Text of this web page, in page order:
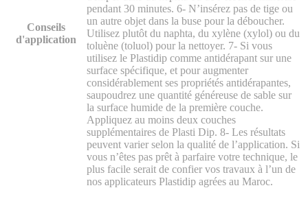
Conseils
d'application
pendant 30 minutes. 6- N’insérez pas de tige ou
un autre objet dans la buse pour la déboucher.
Utilisez plutôt du naphta, du xylène (xylol) ou du
toluène (toluol) pour la nettoyer. 7- Si vous
utilisez le Plastidip comme antidérapant sur une
surface spécifique, et pour augmenter
considérablement ses propriétés antidérapantes,
saupoudrez une quantité généreuse de sable sur
la surface humide de la première couche.
Appliquez au moins deux couches
supplémentaires de Plasti Dip. 8- Les résultats
peuvent varier selon la qualité de l’application. Si
vous n’êtes pas prêt à parfaire votre technique, le
plus facile serait de confier vos travaux à l’un de
nos applicateurs Plastidip agrées au Maroc.